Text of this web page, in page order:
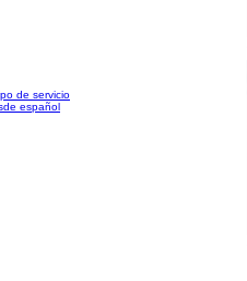
de servicio
español